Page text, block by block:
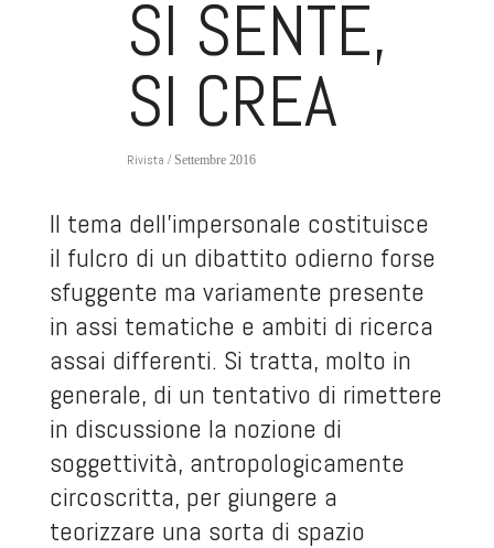
SI SENTE,
SI CREA
Rivista / Settembre 2016
Il tema dell’impersonale costituisce
il fulcro di un dibattito odierno forse
sfuggente ma variamente presente
in assi tematiche e ambiti di ricerca
assai differenti. Si tratta, molto in
generale, di un tentativo di rimettere
in discussione la nozione di
soggettività, antropologicamente
circoscritta, per giungere a
teorizzare una sorta di spazio